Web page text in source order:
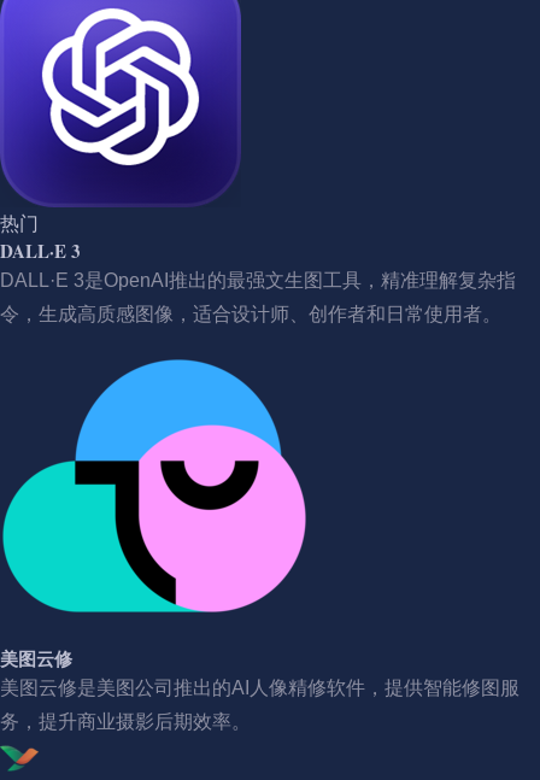
热门
DALL·E 3
DALL·E 3是OpenAI推出的最强文生图工具，精准理解复杂指
令，生成高质感图像，适合设计师、创作者和日常使用者。
美图云修
美图云修是美图公司推出的AI人像精修软件，提供智能修图服
务，提升商业摄影后期效率。